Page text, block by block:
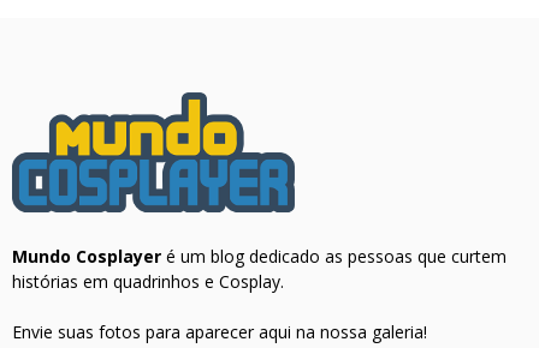
Mundo Cosplayer é um blog dedicado as pessoas que curtem
histórias em quadrinhos e Cosplay.
Envie suas fotos para aparecer aqui na nossa galeria!